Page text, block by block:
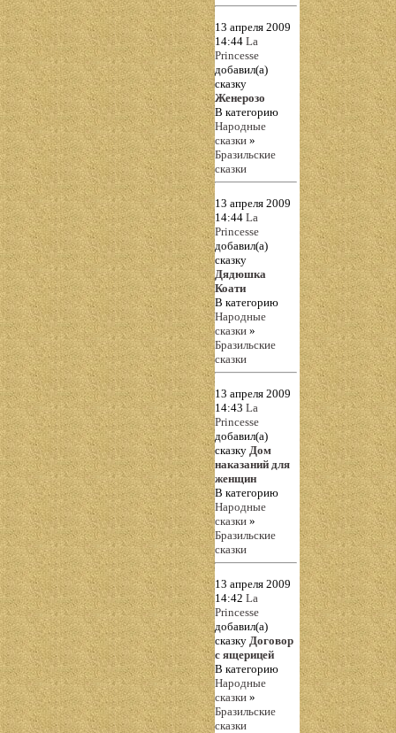
13 апреля 2009
14:44 La
Princesse
добавил(а)
сказку
Женерозо
В категорию
Народные
сказки »
Бразильские
сказки
13 апреля 2009
14:44 La
Princesse
добавил(а)
сказку
Дядюшка
Коати
В категорию
Народные
сказки »
Бразильские
сказки
13 апреля 2009
14:43 La
Princesse
добавил(а)
сказку Дом
наказаний для
женщин
В категорию
Народные
сказки »
Бразильские
сказки
13 апреля 2009
14:42 La
Princesse
добавил(а)
сказку Договор
с ящерицей
В категорию
Народные
сказки »
Бразильские
сказки